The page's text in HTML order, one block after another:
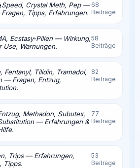
Speed, Crystal Meth, Pep —
Fragen, Tipps, Erfahrungen.
68
Beiträge
Ecstasy-Pillen — Wirkung,
Use, Warnungen.
58
Beiträge
Fentanyl, Tilidin, Tramadol,
— Fragen, Entzug,
82
Beiträge
Methadon, Subutex,
— Erfahrungen &
77
Beiträge
Trips — Erfahrungen,
Tipps.
53
Beiträge